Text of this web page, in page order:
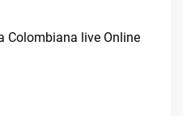
Colombiana live Online